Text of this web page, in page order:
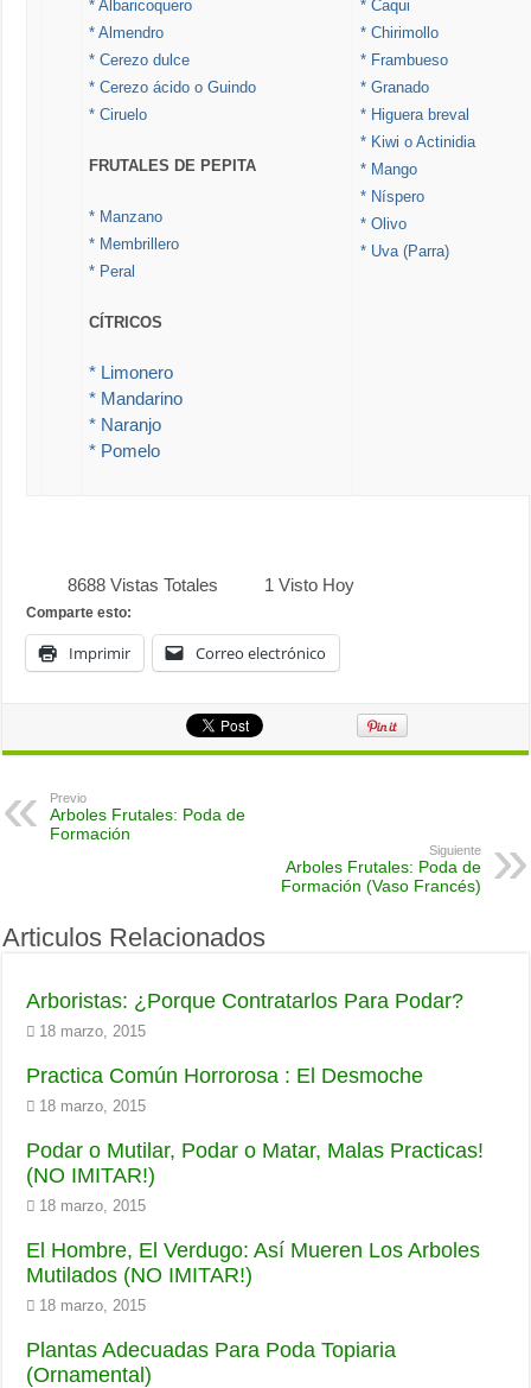
* Albaricoquero
* Almendro
* Cerezo dulce
* Cerezo ácido o Guindo
* Ciruelo
FRUTALES DE PEPITA
* Manzano
* Membrillero
* Peral
CÍTRICOS
* Limonero
* Mandarino
* Naranjo
* Pomelo
* Caqui
* Chirimollo
* Frambueso
* Granado
* Higuera breval
* Kiwi o Actinidia
* Mango
* Níspero
* Olivo
* Uva (Parra)
8688 Vistas Totales 1 Visto Hoy
Comparte esto:
Imprimir Correo electrónico
Previo
Arboles Frutales: Poda de
Formación
Siguiente
Arboles Frutales: Poda de
Formación (Vaso Francés)
Articulos Relacionados
Arboristas: ¿Porque Contratarlos Para Podar?
18 marzo, 2015
Practica Común Horrorosa : El Desmoche
18 marzo, 2015
Podar o Mutilar, Podar o Matar, Malas Practicas!
(NO IMITAR!)
18 marzo, 2015
El Hombre, El Verdugo: Así Mueren Los Arboles
Mutilados (NO IMITAR!)
18 marzo, 2015
Plantas Adecuadas Para Poda Topiaria
(Ornamental)